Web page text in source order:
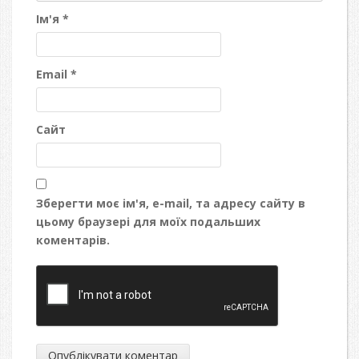
Ім'я *
Email *
Сайт
Зберегти моє ім'я, e-mail, та адресу сайту в
цьому браузері для моїх подальших
коментарів.